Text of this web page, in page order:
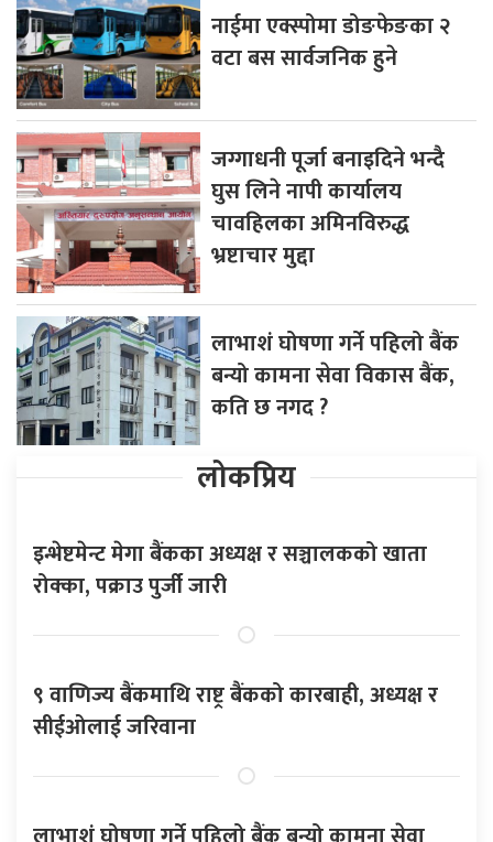
नाईमा एक्स्पोमा डोङफेङका २
वटा बस सार्वजनिक हुने
जग्गाधनी पूर्जा बनाइदिने भन्दै
घुस लिने नापी कार्यालय
चावहिलका अमिनविरुद्ध
भ्रष्टाचार मुद्दा
लाभाशं घोषणा गर्ने पहिलो बैंक
बन्यो कामना सेवा विकास बैंक,
कति छ नगद ?
लोकप्रिय
इन्भेष्टमेन्ट मेगा बैंकका अध्यक्ष र सञ्चालकको खाता
रोक्का, पक्राउ पुर्जी जारी
९ वाणिज्य बैंकमाथि राष्ट्र बैंकको कारबाही, अध्यक्ष र
सीईओलाई जरिवाना